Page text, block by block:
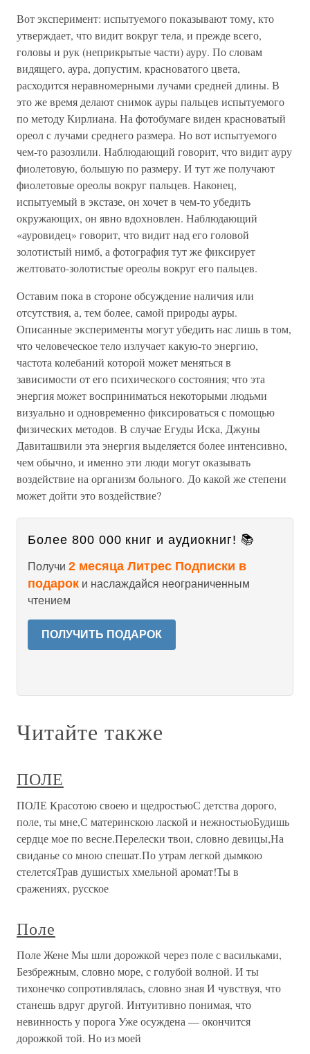
Вот эксперимент: испытуемого показывают тому, кто
утверждает, что видит вокруг тела, и прежде всего,
головы и рук (неприкрытые части) ауру. По словам
видящего, аура, допустим, красноватого цвета,
расходится неравномерными лучами средней длины. В
это же время делают снимок ауры пальцев испытуемого
по методу Кирлиана. На фотобумаге виден красноватый
ореол с лучами среднего размера. Но вот испытуемого
чем-то разозлили. Наблюдающий говорит, что видит ауру
фиолетовую, большую по размеру. И тут же получают
фиолетовые ореолы вокруг пальцев. Наконец,
испытуемый в экстазе, он хочет в чем-то убедить
окружающих, он явно вдохновлен. Наблюдающий
«ауровидец» говорит, что видит над его головой
золотистый нимб, а фотография тут же фиксирует
желтовато-золотистые ореолы вокруг его пальцев.
Оставим пока в стороне обсуждение наличия или
отсутствия, а, тем более, самой природы ауры.
Описанные эксперименты могут убедить нас лишь в том,
что человеческое тело излучает какую-то энергию,
частота колебаний которой может меняться в
зависимости от его психического состояния; что эта
энергия может восприниматься некоторыми людьми
визуально и одновременно фиксироваться с помощью
физических методов. В случае Егуды Иска, Джуны
Давиташвили эта энергия выделяется более интенсивно,
чем обычно, и именно эти люди могут оказывать
воздействие на организм больного. До какой же степени
может дойти это воздействие?
Более 800 000 книг и аудиокниг! 📚
Получи 2 месяца Литрес Подписки в
подарок и наслаждайся неограниченным
чтением
ПОЛУЧИТЬ ПОДАРОК
Читайте также
ПОЛЕ
ПОЛЕ Красотою своею и щедростьюС детства дорого,
поле, ты мне,С материнскою лаской и нежностьюБудишь
сердце мое по весне.Перелески твои, словно девицы,На
свиданье со мною спешат.По утрам легкой дымкою
стелетсяТрав душистых хмельной аромат!Ты в
сражениях, русское
Поле
Поле Жене Мы шли дорожкой через поле с васильками,
Безбрежным, словно море, с голубой волной. И ты
тихонечко сопротивлялась, словно зная И чувствуя, что
станешь вдруг другой. Интуитивно понимая, что
невинность у порога Уже осуждена — окончится
дорожкой той. Но из моей